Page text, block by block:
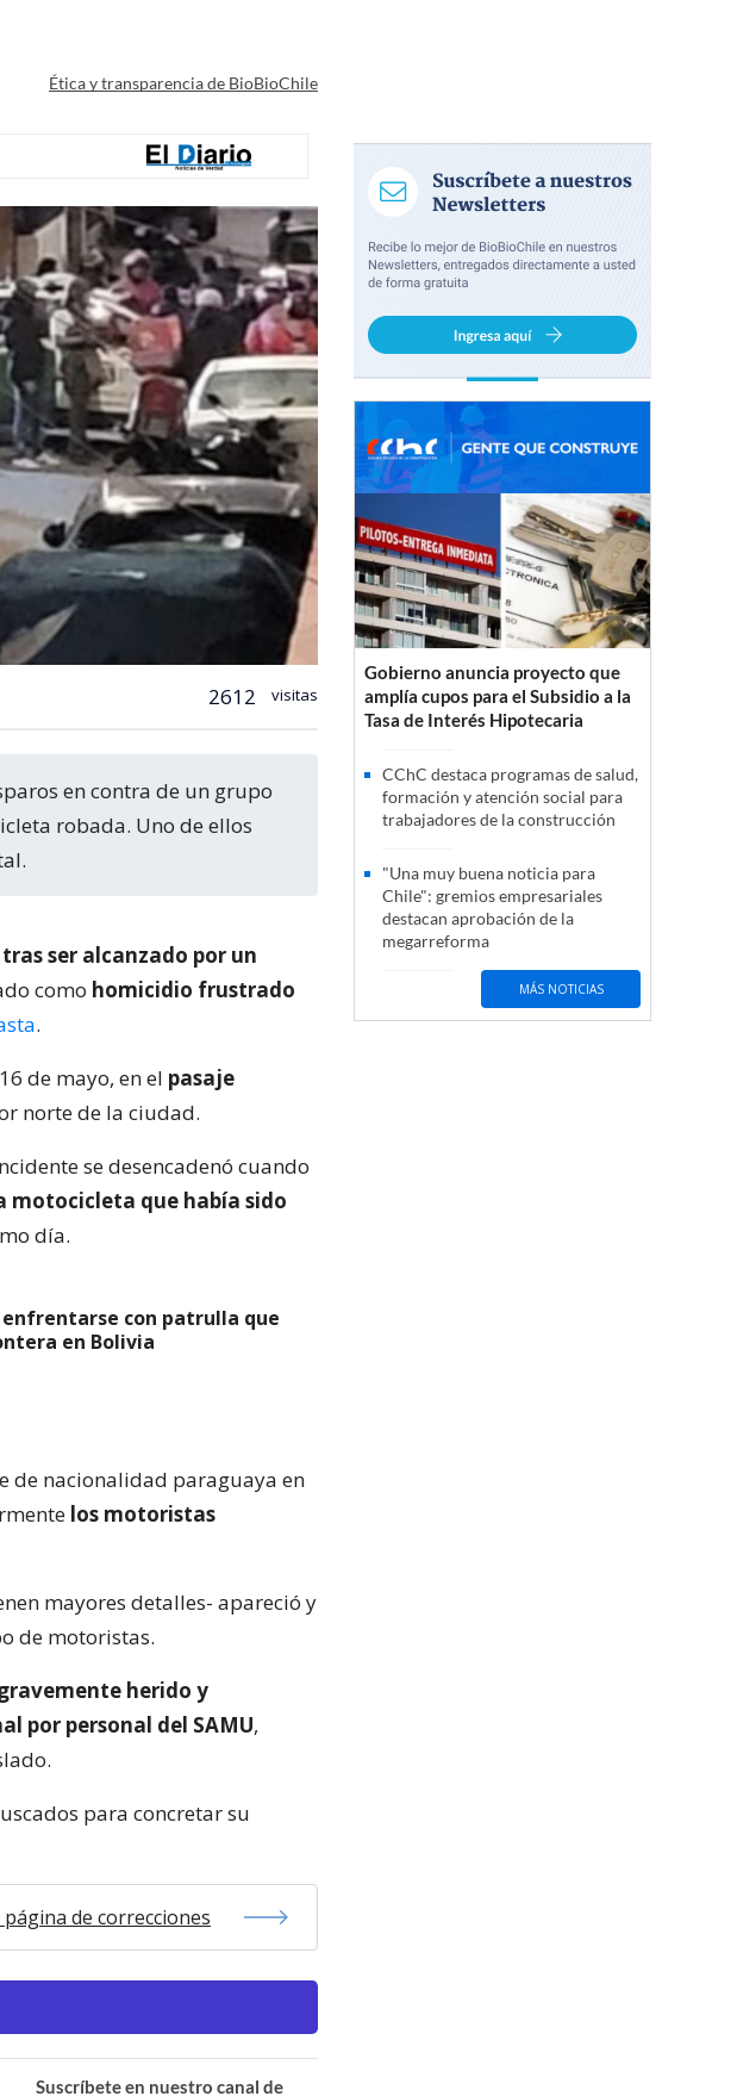
Ética y transparencia de BioBioChile
2612 visitas
robada. Uno de ellos
ser alcanzado por un
como homicidio frustrado
.
de mayo, en el pasaje
norte de la ciudad.
se desencadenó cuando
motocicleta que había sido
día.
con patrulla que
en Bolivia
de nacionalidad paraguaya en
los motoristas
mayores detalles- apareció y
de motoristas.
herido y
por personal del SAMU,
para concretar su
de correcciones
Suscríbete en nuestro canal de
Gobierno anuncia proyecto que
amplía cupos para el Subsidio a la
Tasa de Interés Hipotecaria
CChC destaca programas de salud,
formación y atención social para
trabajadores de la construcción
"Una muy buena noticia para
Chile": gremios empresariales
destacan aprobación de la
megarreforma
MÁS NOTICIAS